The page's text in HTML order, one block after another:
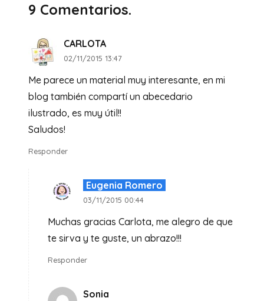
9 Comentarios.
CARLOTA
02/11/2015 13:47
Me parece un material muy interesante, en mi
blog también compartí un abecedario
ilustrado, es muy útil!!
Saludos!
Responder
Eugenia Romero
03/11/2015 00:44
Muchas gracias Carlota, me alegro de que
te sirva y te guste, un abrazo!!!
Responder
Sonia